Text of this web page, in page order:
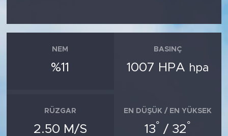
NEM
%11
BASINÇ
1007 HPA hpa
RÜZGAR
2.50 M/S
EN DÜŞÜK / EN YÜKSEK
13° / 32°